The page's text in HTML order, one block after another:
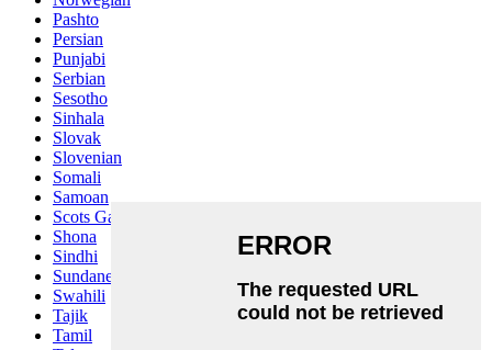
Pashto
Persian
Punjabi
Serbian
Sesotho
Sinhala
Slovak
Slovenian
Somali
Samoan
Scots Gaelic
Shona
Sindhi
Sundanese
Swahili
Tajik
Tamil